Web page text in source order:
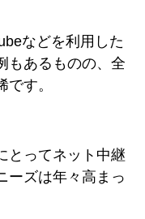
などを利用した
もあるものの、全
す。
とってネット中継
ーズは年々高まっ